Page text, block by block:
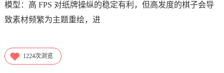
模型：高 FPS 对纸牌操纵的稳定有利，但高发度的棋子会导
致素材频繁为主题重绘，进
1224次浏览